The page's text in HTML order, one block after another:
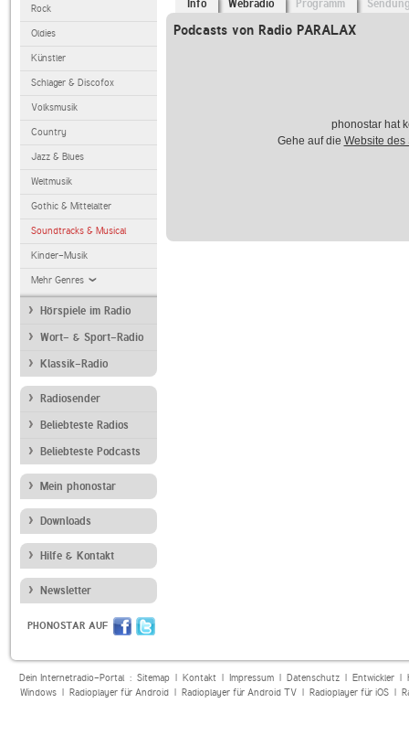
Rock
Oldies
Künstler
Schlager & Discofox
Volksmusik
Country
Jazz & Blues
Weltmusik
Gothic & Mittelalter
Soundtracks & Musical
Kinder-Musik
Mehr Genres
Hörspiele im Radio
Wort- & Sport-Radio
Klassik-Radio
Radiosender
Beliebteste Radios
Beliebteste Podcasts
Mein phonostar
Downloads
Hilfe & Kontakt
Newsletter
PHONOSTAR AUF
Info Webradio Programm
Podcasts von Radio PARALAX
phonostar hat
Gehe auf die Website des
Dein Internetradio-Portal : Sitemap| Kontakt| Impressum| Datenschutz| Entwickler|
Windows| Radioplayer für Android| Radioplayer für Android TV| Radioplayer für iOS|